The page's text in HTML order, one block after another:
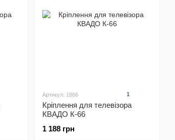
Артикул: 1866 1
Кріплення для телевізора
КВАДО К-66
1 188 грн